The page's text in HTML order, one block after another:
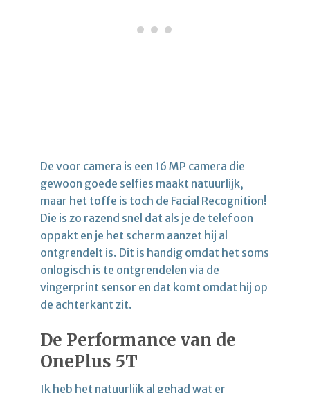
De voor camera is een 16 MP camera die
gewoon goede selfies maakt natuurlijk,
maar het toffe is toch de Facial Recognition!
Die is zo razend snel dat als je de telefoon
oppakt en je het scherm aanzet hij al
ontgrendelt is. Dit is handig omdat het soms
onlogisch is te ontgrendelen via de
vingerprint sensor en dat komt omdat hij op
de achterkant zit.
De Performance van de
OnePlus 5T
Ik heb het natuurlijk al gehad wat er